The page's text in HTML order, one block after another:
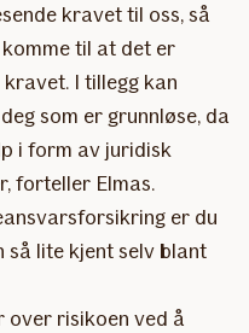
kravet til oss, så
til at det er
I tillegg kan
som er grunnløse, da
i form av juridisk
forteller Elmas.
er du
så lite kjent selv blant
over risikoen ved å